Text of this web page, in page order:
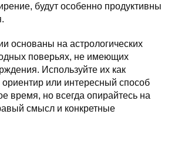
будут особенно продуктивны
основаны на астрологических
поверьях, не имеющих
Используйте их как
или интересный способ
время, но всегда опирайтесь на
смысл и конкретные